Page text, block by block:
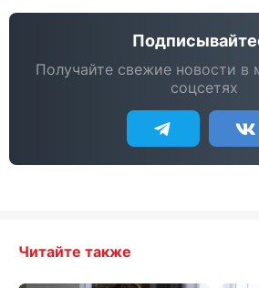
Получайте свежие новости в
соцсетях
Читайте также